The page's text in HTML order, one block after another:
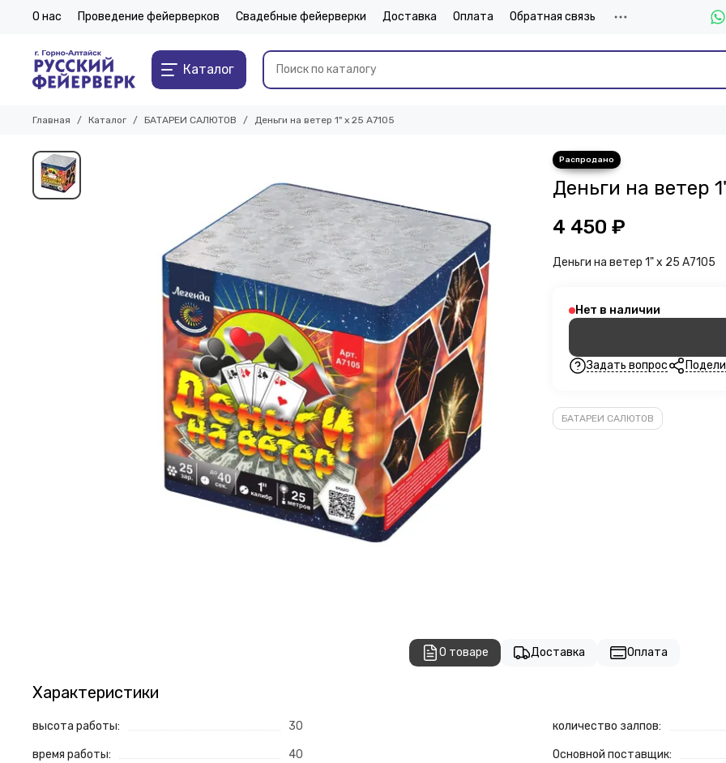
О нас Проведение фейерверков Свадебные фейерверки Доставка Оплата Обратная связь
Каталог
Главная Каталог БАТАРЕИ САЛЮТОВ Деньги на ветер 1" х 25 А7105
Деньги на ветер
4 450 ₽
Деньги на ветер 1" х 25 А7105
Нет в наличии
Задать вопрос
БАТАРЕИ САЛЮТОВ
О товаре Доставка Оплата
Характеристики
высота работы: 30
время работы: 40
количество залпов:
Основной поставщик: